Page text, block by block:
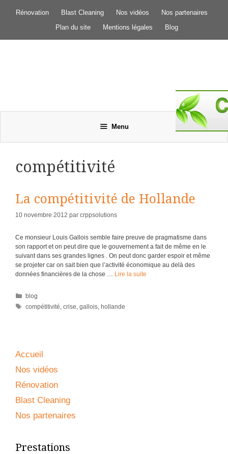
Rénovation Blast Cleaning Nos vidéos
Nos partenaires
Plan du site
Mentions légales Blog
Menu
compétitivité
La compétitivité de Hollande
10 novembre 2012 par crppsolutions
Ce monsieur Louis Gallois semble faire preuve de pragmatisme dans
son rapport et on peut dire que le gouvernement a fait de même en le
suivant dans ses grandes lignes . On peut donc garder espoir et même
se projeter car on sait bien que l’activité économique au delà des
données financières de la chose … Lire la suite
Catégories
blog
Étiquettes
compétitivité,crise,gallois, hollande
Accueil
Nos vidéos
Rénovation
Blast Cleaning
Nos partenaires
Prestations